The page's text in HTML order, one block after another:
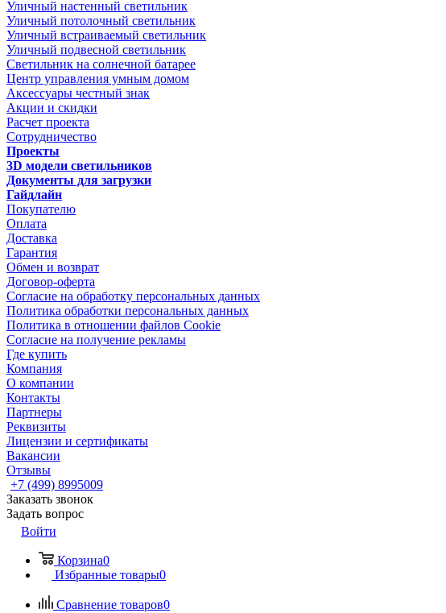
Уличный настенный светильник
Уличный потолочный светильник
Уличный встраиваемый светильник
Уличный подвесной светильник
Светильник на солнечной батарее
Центр управления умным домом
Аксессуары честный знак
Акции и скидки
Расчет проекта
Сотрудничество
Проекты
3D модели светильников
Документы для загрузки
Гайдлайн
Покупателю
Оплата
Доставка
Гарантия
Обмен и возврат
Договор-оферта
Согласие на обработку персональных данных
Политика обработки персональных данных
Политика в отношении файлов Cookie
Согласие на получение рекламы
Где купить
Компания
О компании
Контакты
Партнеры
Реквизиты
Лицензии и сертификаты
Вакансии
Отзывы
+7 (499) 8995009
Заказать звонок
Задать вопрос
Войти
Корзина0
Избранные товары0
Сравнение товаров0